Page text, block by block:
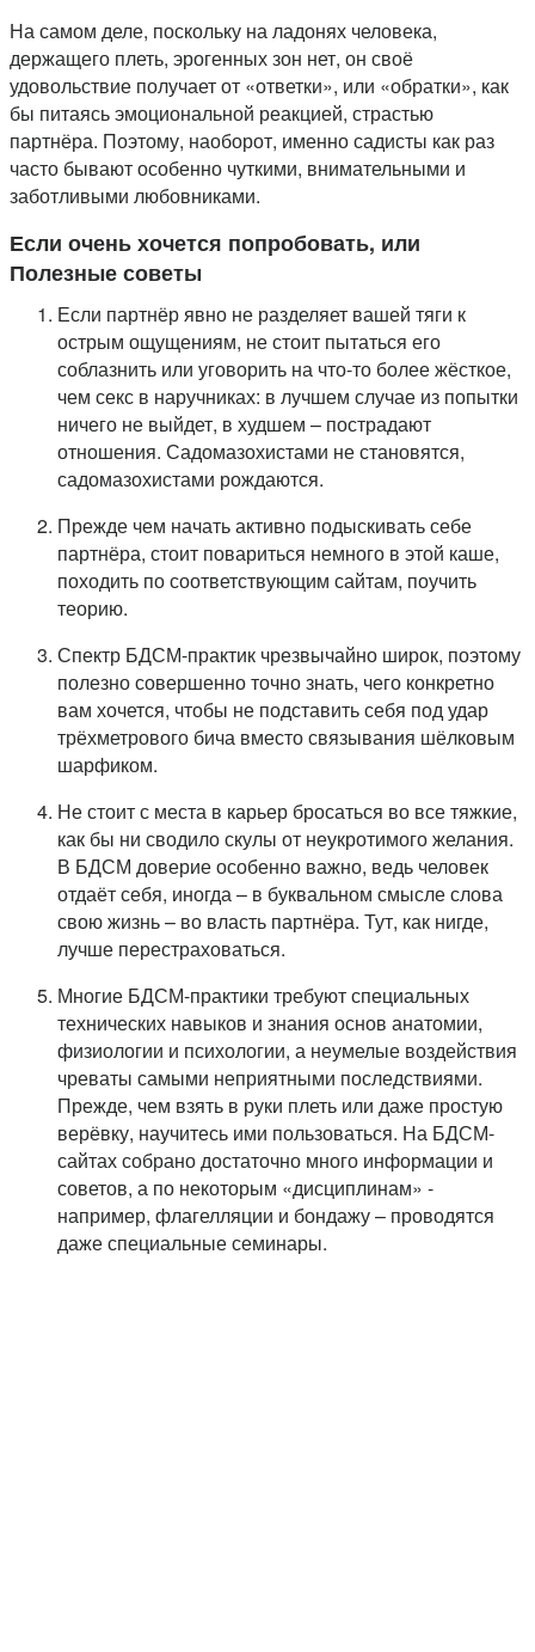
На самом деле, поскольку на ладонях человека,
держащего плеть, эрогенных зон нет, он своё
удовольствие получает от «ответки», или «обратки», как
бы питаясь эмоциональной реакцией, страстью
партнёра. Поэтому, наоборот, именно садисты как раз
часто бывают особенно чуткими, внимательными и
заботливыми любовниками.
Если очень хочется попробовать, или
Полезные советы
Если партнёр явно не разделяет вашей тяги к
острым ощущениям, не стоит пытаться его
соблазнить или уговорить на что-то более жёсткое,
чем секс в наручниках: в лучшем случае из попытки
ничего не выйдет, в худшем – пострадают
отношения. Садомазохистами не становятся,
садомазохистами рождаются.
Прежде чем начать активно подыскивать себе
партнёра, стоит повариться немного в этой каше,
походить по соответствующим сайтам, поучить
теорию.
Спектр БДСМ-практик чрезвычайно широк, поэтому
полезно совершенно точно знать, чего конкретно
вам хочется, чтобы не подставить себя под удар
трёхметрового бича вместо связывания шёлковым
шарфиком.
Не стоит с места в карьер бросаться во все тяжкие,
как бы ни сводило скулы от неукротимого желания.
В БДСМ доверие особенно важно, ведь человек
отдаёт себя, иногда – в буквальном смысле слова
свою жизнь – во власть партнёра. Тут, как нигде,
лучше перестраховаться.
Многие БДСМ-практики требуют специальных
технических навыков и знания основ анатомии,
физиологии и психологии, а неумелые воздействия
чреваты самыми неприятными последствиями.
Прежде, чем взять в руки плеть или даже простую
верёвку, научитесь ими пользоваться. На БДСМ-
сайтах собрано достаточно много информации и
советов, а по некоторым «дисциплинам» -
например, флагелляции и бондажу – проводятся
даже специальные семинары.